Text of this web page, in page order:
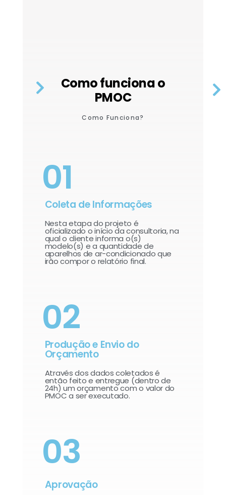
Como funciona o
PMOC
Como Funciona?
01
Coleta de Informações
Nesta etapa do projeto é
oficializado o início da consultoria, na
qual o cliente informa o(s)
modelo(s) e a quantidade de
aparelhos de ar-condicionado que
irão compor o relatório final.​
02
Produção e Envio do
Orçamento
Através dos dados coletados é
então feito e entregue (dentro de
24h) um orçamento com o valor do
PMOC a ser executado.
03
Aprovação